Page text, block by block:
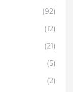
(92)
(12)
(21)
(5)
(2)